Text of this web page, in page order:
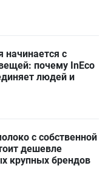
начинается с
почему InEco
людей и
с собственной
дешевле
крупных брендов